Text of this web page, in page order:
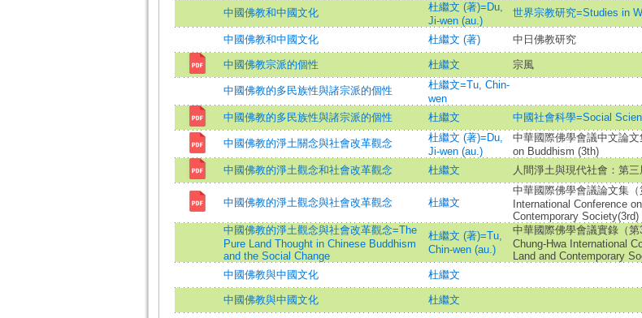
中國佛教和中國文化
杜繼文 (著)=Du,
Ji-wen (au.)
世界宗教研究=Studies in
中國佛教和中國文化 杜繼文 (著) 中日佛教研究
中國佛教宗派的個性 杜繼文 宗風
中國佛教的多民族性與諸宗派的個性
杜繼文=Tu, Chin-
wen
中國佛教的多民族性與諸宗派的個性 杜繼文 中國社會科學=Social
中國佛教的淨土關念與社會改革觀念
杜繼文 (著)=Du,
Ji-wen (au.)
中華國際佛學會議中文論
on Buddhism (3th)
中國佛教的淨土觀念和社會改革觀念 杜繼文 人間淨土與現代社會：第
中國佛教的淨土觀念與社會改革觀念 杜繼文
中華國際佛學會議論文集
International Conference
Contemporary Society(3rd)
中國佛教的淨土觀念與社會改革觀念=The
Pure Land Thought in Chinese Buddhism
and the Social Change
杜繼文 (著)=Tu,
Chin-wen (au.)
中華國際佛學會議實錄（
Chung-Hwa International
Land and Contemporary
中國佛教與中國文化 杜繼文
中國佛教與中國文化 杜繼文